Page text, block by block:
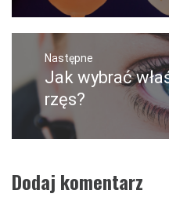
Następne
Następny
Jak wybrać
rzęs?
Dodaj komentarz